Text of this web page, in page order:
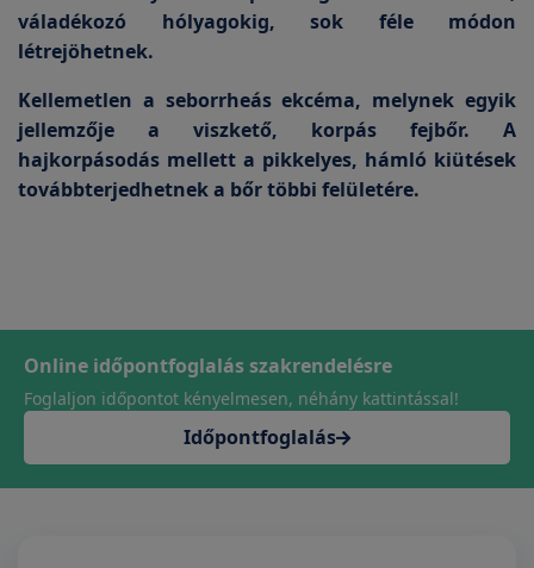
váladékozó hólyagokig, sok féle módon
létrejöhetnek.
Kellemetlen a seborrheás ekcéma, melynek egyik
jellemzője a viszkető, korpás fejbőr. A
hajkorpásodás mellett a pikkelyes, hámló kiütések
továbbterjedhetnek a bőr többi felületére.
Online időpontfoglalás szakrendelésre
Foglaljon időpontot kényelmesen, néhány kattintással!
Időpontfoglalás